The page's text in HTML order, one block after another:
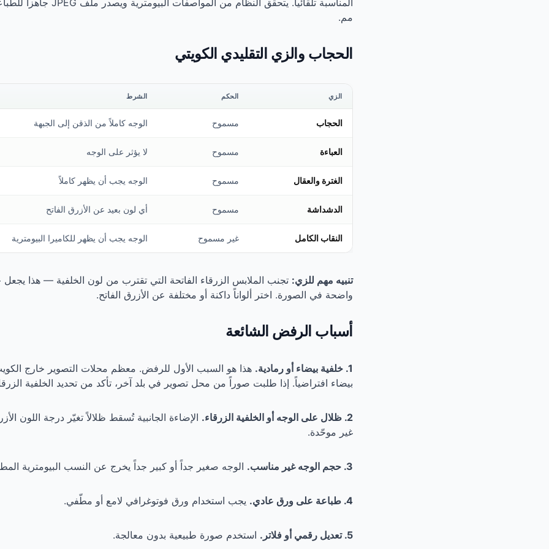
مم.
الحجاب والزي التقليدي الكويتي
الزي الحكم الشرط
الحجاب مسموح الوجه كاملاً من الذقن إلى الجبهة
العباءة مسموح لا يؤثر على الوجه
الغترة والعقال مسموح الوجه يجب أن يظهر كاملاً
الدشداشة مسموح أي لون بعيد عن الأزرق الفاتح
النقاب الكامل غير مسموح الوجه يجب أن يظهر للكاميرا البيومترية
تنبيه مهم للزي: تجنب الملابس الزرقاء الفاتحة التي تقترب من لون الخلفية — هذا
واضحة في الصورة. اختر ألواناً داكنة أو مختلفة عن الأزرق الفاتح.
أسباب الرفض الشائعة
1. خلفية بيضاء أو رمادية.
هذا هو السبب الأول للرفض. معظم محلات التصوير خارج
بيضاء افتراضياً. إذا طلبت صوراً من محل تصوير في بلد آخر، تأكد من تحديد الخلفية
2. ظلال على الوجه أو الخلفية الزرقاء.
الإضاءة الجانبية تُسقط ظلالاً تغيّر درجة اللون
غير موحّدة.
3. حجم الوجه غير مناسب. الوجه صغير جداً أو كبير جداً يخرج عن النسب البيومترية
4. طباعة على ورق عادي. يجب استخدام ورق فوتوغرافي لامع أو مطّفي.
5. تعديل رقمي أو فلاتر. استخدم صورة طبيعية بدون معالجة.